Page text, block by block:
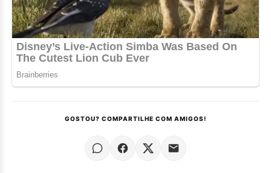
GOSTOU? COMPARTILHE COM AMIGOS!